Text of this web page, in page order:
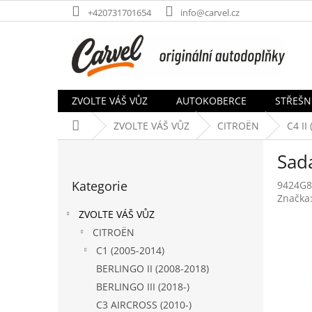
na
+420731701654 info@carvel.cz
ZVOLTE VÁŠ VŮZ AUTOKOBERCE
Domů ZVOLTE VÁŠ VŮZ CITROËN C4 II
kategorie
Kategorie
ZVOLTE VÁŠ VŮZ
CITROËN
C1 (2005-2014)
BERLINGO II (2008-2018)
BERLINGO III (2018-)
C3 AIRCROSS (2010-)
9424G8
Značka: